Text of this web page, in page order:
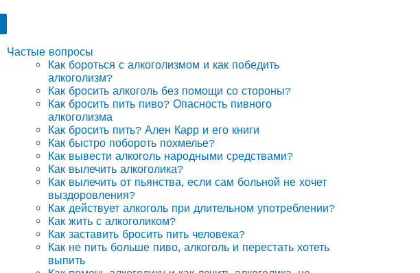
Частые вопросы
Как бороться с алкоголизмом и как победить
алкоголизм?
Как бросить алкоголь без помощи со стороны?
Как бросить пить пиво? Опасность пивного
алкоголизма
Как бросить пить? Ален Карр и его книги
Как быстро побороть похмелье?
Как вывести алкоголь народными средствами?
Как вылечить алкоголика?
Как вылечить от пьянства, если сам больной не хочет
выздоровления?
Как действует алкоголь при длительном употреблении?
Как жить с алкоголиком?
Как заставить бросить пить человека?
Как не пить больше пиво, алкоголь и перестать хотеть
выпить